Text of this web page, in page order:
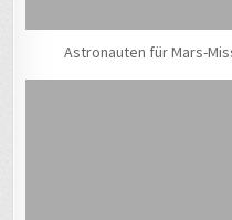
Astronauten für Mars-